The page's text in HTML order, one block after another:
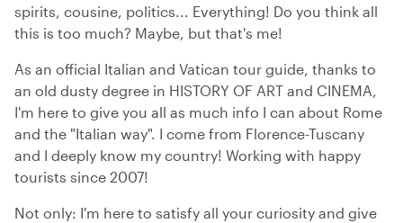
spirits, cousine, politics... Everything! Do you think all
this is too much? Maybe, but that's me!
As an official Italian and Vatican tour guide, thanks to
an old dusty degree in HISTORY OF ART and CINEMA,
I'm here to give you all as much info I can about Rome
and the "Italian way". I come from Florence-Tuscany
and I deeply know my country! Working with happy
tourists since 2007!
Not only: I'm here to satisfy all your curiosity and give